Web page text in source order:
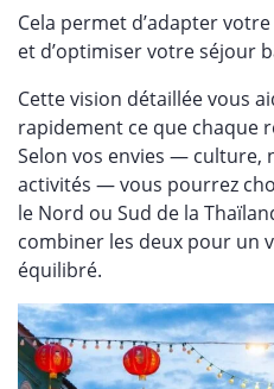
Cela permet d’adapter
et d’optimiser votre séjour
Cette vision détaillée vous
rapidement ce que chaque
Selon vos envies — culture,
activités — vous pourrez
le Nord ou Sud de la
combiner les deux pour un
équilibré.